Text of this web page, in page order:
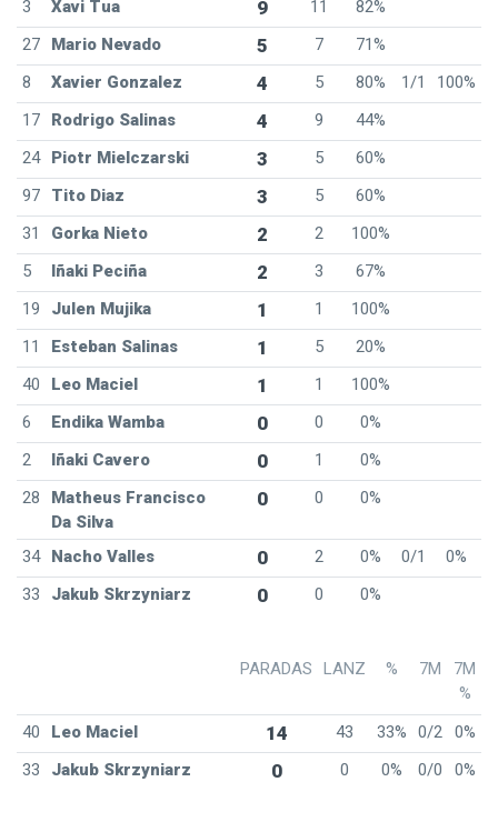
3 Xavi Tua 9 11
82%
27
Mario Nevado 5 7
71%
8
Xavier Gonzalez 4 5 80% 1/1
100%
17
Rodrigo Salinas 4 9
44%
24
Piotr Mielczarski 3 5
60%
97
Tito Diaz 3 5
60%
31
Gorka Nieto 2 2
100%
5
Iñaki Peciña 2 3
67%
19
Julen Mujika 1 1
100%
11
Esteban Salinas 1 5
20%
40
Leo Maciel 1 1
100%
6
Endika Wamba 0 0
0%
2
Iñaki Cavero 0 1
0%
28
Matheus Francisco
Da Silva
0 0 0%
34 Nacho Valles 0 2 0% 0/1
0%
33
Jakub Skrzyniarz 0 0 0%
PARADAS LANZ % 7M
7M
%
40
Leo Maciel 14 43 33% 0/2
0%
33
Jakub Skrzyniarz 0 0 0% 0/0 0%